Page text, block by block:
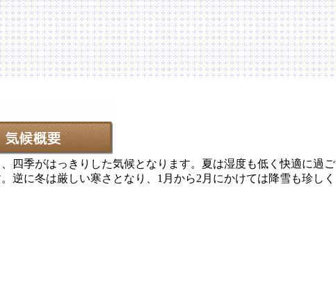
四季がはっきりした気候となります。夏は湿度も低く快適に過ご
逆に冬は厳しい寒さとなり、1月から2月にかけては降雪も珍しく